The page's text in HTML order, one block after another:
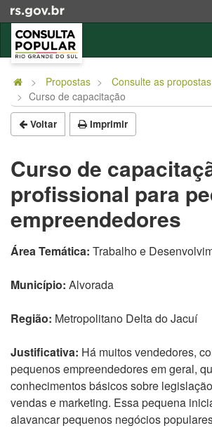
para
conteúdo
para
menu
para
busca
Início
conteúdo
Propostas
Consulte as
Curso de capacitação
Voltar Imprimir
Curso de
profissional para
empreendedores
Área Temática: Trabalho e
Município: Alvorada
Região: Metropolitano Delta do Jacuí
Justificativa: Há muitos vendedores,
pequenos empreendedores em geral,
conhecimentos básicos sobre
vendas e marketing. Essa pequena
alavancar pequenos negócios